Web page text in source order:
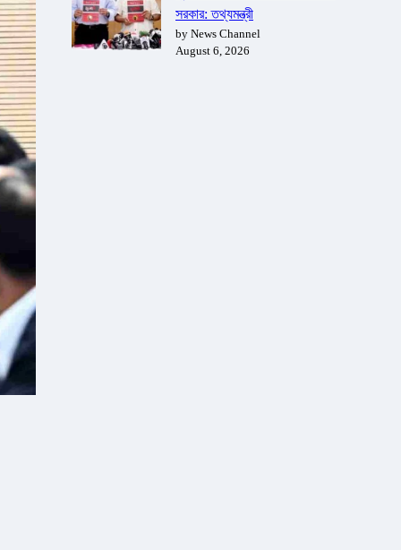
সরকার: তথ্যমন্ত্রী
by News Channel
August 6, 2026